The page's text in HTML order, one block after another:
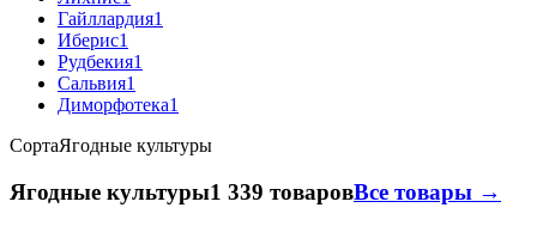
Гайллардия1
Иберис1
Рудбекия1
Сальвия1
Диморфотека1
СортаЯгодные культуры
Ягодные культуры1 339 товаровВсе товары →